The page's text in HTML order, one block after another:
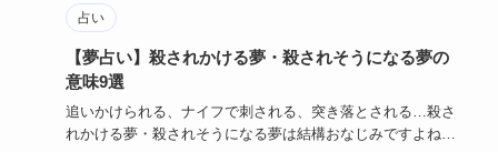
占い
【夢占い】殺されかける夢・殺されそうになる夢の
意味9選
追いかけられる、ナイフで刺される、突き落とされる…殺さ
れかける夢・殺されそうになる夢は結構おなじみですよね？